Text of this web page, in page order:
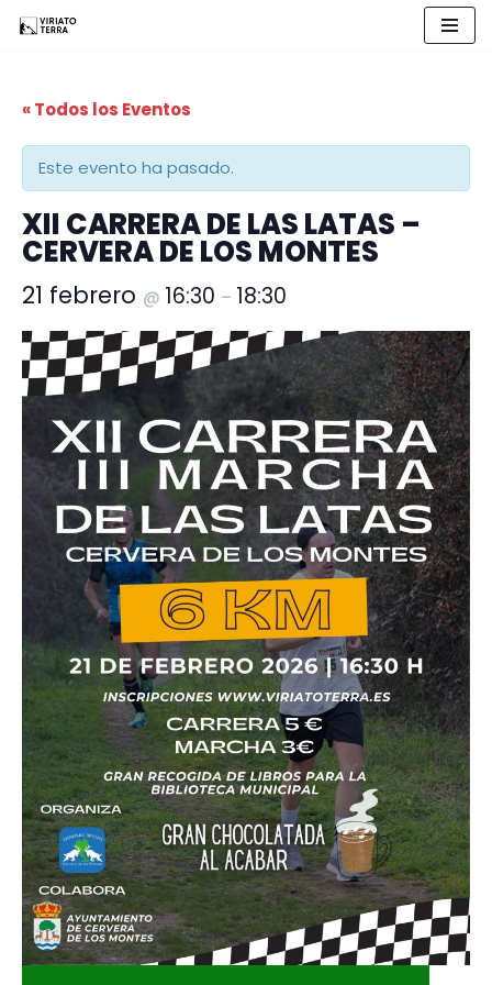
contenido
« Todos los Eventos
Este evento ha pasado.
XII CARRERA DE LAS LATAS –
CERVERA DE LOS MONTES
21 febrero @ 16:30 – 18:30